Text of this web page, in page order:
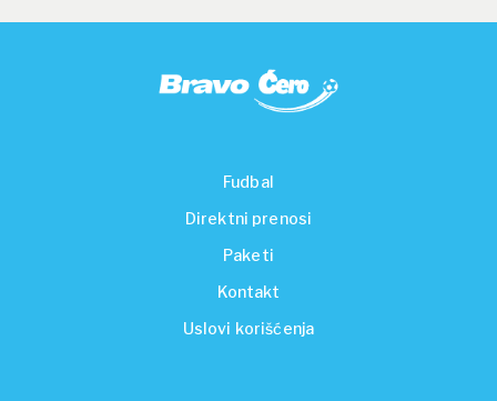
Fudbal
Direktni prenosi
Paketi
Kontakt
Uslovi korišćenja